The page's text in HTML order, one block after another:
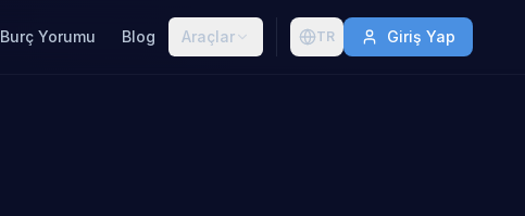
Burç Yorumu Blog Araçlar TR Giriş Yap